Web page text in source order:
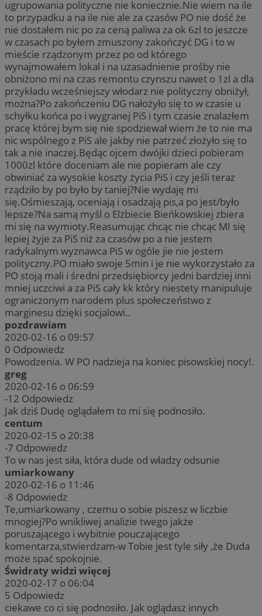
ugrupowania polityczne nie koniecznie.Nie wiem na ile
to przypadku a na ile nie ale za czasów PO nie dość że
nie dostałem nic po za ceną paliwa za ok 6zl to jeszcze
w czasach po byłem zmuszony zakończyć DG i to w
mieście rządzonym przez po od którego
wynajmowałem lokal i na uzasadnienie prośby nie
obniżono mi na czas remontu czynszu nawet o 1zl a dla
przykładu wcześniejszy włodarz nie polityczny obniżył,
można?Po zakończeniu DG nałożyło się to w czasie u
schyłku końca po i wygranej PiS i tym czasie znalazłem
pracę której bym się nie spodziewał wiem że to nie ma
nic wspólnego z PiS ale jakby nie patrzeć złożyło się to
tak a nie inaczej.Będąc ojcem dwójki dzieci pobieram
1000zl które doceniam ale nie popieram ale czy
obwiniać za wysokie koszty życia PiS i czy jeśli teraz
rządziło by po było by taniej?Nie wydaję mi
się.Ośmieszają, oceniają i osadzają pis,a po jest/było
lepsze?Na samą myśl o Elżbiecie Bieńkowskiej zbiera
mi się na wymioty.Reasumując chcąc nie chcąc MI się
lepiej żyje za PiS niż za czasów po a nie jestem
radykalnym wyznawca PiS w ogóle jie nie jestem
polityczny.PO miało swoje 5min i je nie wykorzystało za
PO stoją mali i średni przedsiębiorcy jedni bardziej inni
mniej uczciwi a za PiS cały kk który niestety manipuluje
ograniczonym narodem plus społeczeństwo z
marginesu dzięki socjalowi..
pozdrawiam
2020-02-16 o 09:57
0 Odpowiedz
Powodzenia. W PO nadzieja na koniec pisowskiej nocy!.
greg
2020-02-16 o 06:59
-12 Odpowiedz
Jak dziś Dudę oglądałem to mi się podnosiło.
centum
2020-02-15 o 20:38
-7 Odpowiedz
To w nas jest siła, która dude od władzy odsunie
umiarkowany
2020-02-16 o 11:46
-8 Odpowiedz
Te,umiarkowany , czemu o sobie piszesz w liczbie
mnogiej?Po wnikliwej analizie twego jakże
poruszającego i wybitnie pouczającego
komentarza,stwierdzam-w Tobie jest tyle siły ,że Duda
może spać spokojnie.
Świdraty widzi więcej
2020-02-17 o 06:04
5 Odpowiedz
ciekawe co ci się podnosiło. Jak oglądasz innych